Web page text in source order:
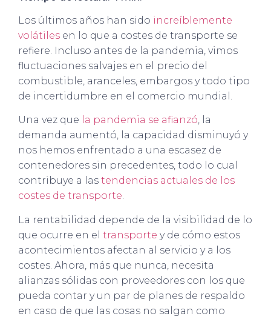
Los últimos años han sido increíblemente
volátiles en lo que a costes de transporte se
refiere. Incluso antes de la pandemia, vimos
fluctuaciones salvajes en el precio del
combustible, aranceles, embargos y todo tipo
de incertidumbre en el comercio mundial.
Una vez que la pandemia se afianzó, la
demanda aumentó, la capacidad disminuyó y
nos hemos enfrentado a una escasez de
contenedores sin precedentes, todo lo cual
contribuye a las tendencias actuales de los
costes de transporte.
La rentabilidad depende de la visibilidad de lo
que ocurre en el transporte y de cómo estos
acontecimientos afectan al servicio y a los
costes. Ahora, más que nunca, necesita
alianzas sólidas con proveedores con los que
pueda contar y un par de planes de respaldo
en caso de que las cosas no salgan como